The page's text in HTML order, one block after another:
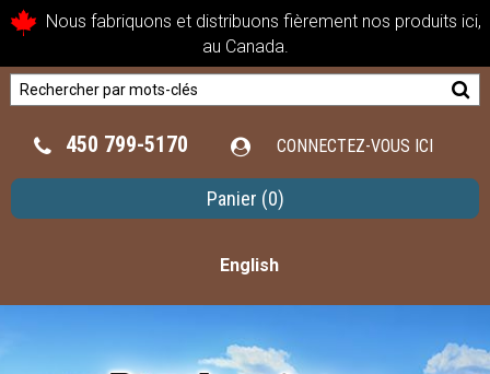
Nous fabriquons et distribuons fièrement nos produits ici,
au Canada.
450 799-5170 CONNECTEZ-VOUS ICI
Panier (0)
English